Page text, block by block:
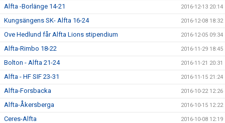
Alfta -Borlänge 14-21 2016-12-13 20:14
Kungsängens SK- Alfta 16-24 2016-12-08 18:32
Ove Hedlund får Alfta Lions stipendium 2016-12-05 09:34
Alfta-Rimbo 18-22 2016-11-29 18:45
Bolton - Alfta 21-24 2016-11-21 20:31
Alfta - HF SIF 23-31 2016-11-15 21:24
Alfta-Forsbacka 2016-10-22 12:26
Alfta-Åkersberga 2016-10-15 12:22
Ceres-Alfta 2016-10-08 12:19